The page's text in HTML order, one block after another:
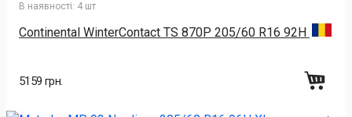
В наявності: 4 шт
Continental WinterContact TS 870P 205/60 R16 92H
5159 грн.